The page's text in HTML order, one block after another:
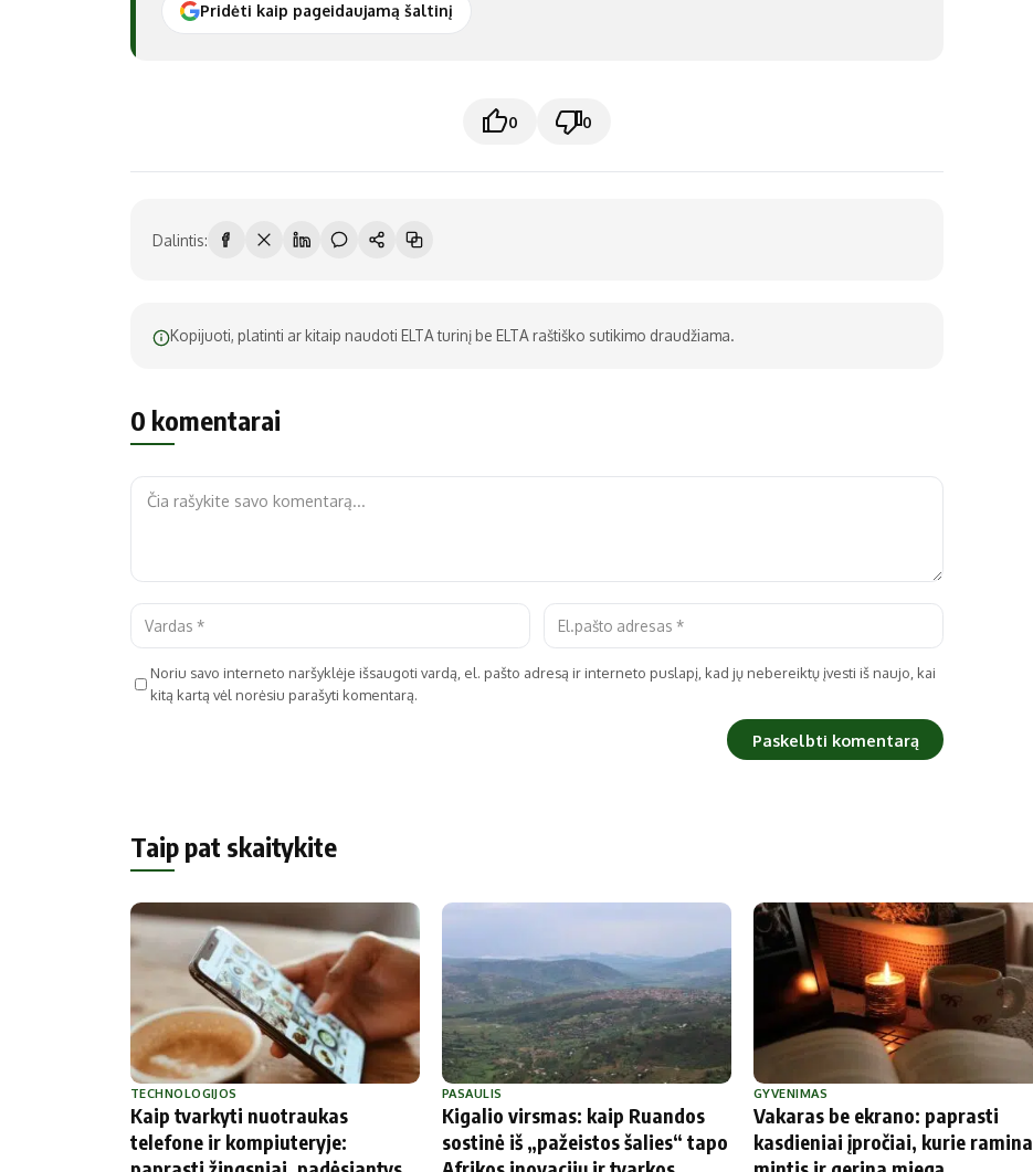
Pridėti kaip pageidaujamą šaltinį
0 0
Dalintis:
Kopijuoti, platinti ar kitaip naudoti ELTA turinį be ELTA raštiško sutikimo draudžiama.
0 komentarai
Noriu savo interneto naršyklėje išsaugoti vardą, el. pašto adresą ir interneto puslapį, kad jų nebereiktų įvesti iš naujo, kai
kitą kartą vėl norėsiu parašyti komentarą.
Taip pat skaitykite
TECHNOLOGIJOS
Kaip tvarkyti nuotraukas
telefone ir kompiuteryje:
PASAULIS
Kigalio virsmas: kaip Ruandos
sostinė iš „pažeistos šalies“ tapo
GYVENIMAS
Vakaras be ekrano: paprasti
kasdieniai įpročiai, kurie ramina